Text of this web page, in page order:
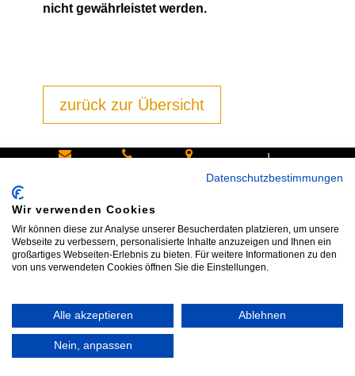
nicht gewährleistet werden.
zurück zur Übersicht
info@bike
shop24.n
et
an:
Tel.+49
172 40 59
85540
Haar bei
|
Impressum|AGB Widerrufsrecht
Vertrag widerrufen
Datenschutzbestimmungen
Wir verwenden Cookies
Wir können diese zur Analyse unserer Besucherdaten platzieren, um unsere
Webseite zu verbessern, personalisierte Inhalte anzuzeigen und Ihnen ein
großartiges Webseiten-Erlebnis zu bieten. Für weitere Informationen zu den
von uns verwendeten Cookies öffnen Sie die Einstellungen.
Alle akzeptieren Ablehnen
Nein, anpassen